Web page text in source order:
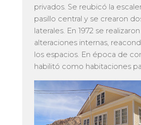
privados. Se reubicó la
pasillo central y se crearon
laterales. En 1972 se
alteraciones internas,
los espacios. En época de
habilitó como habitaciones